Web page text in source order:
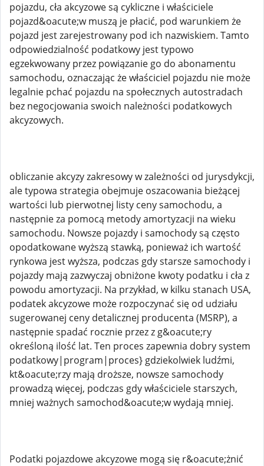
pojazdu, cła akcyzowe są cykliczne i właściciele
pojazd&oacute;w muszą je płacić, pod warunkiem że
pojazd jest zarejestrowany pod ich nazwiskiem. Tamto
odpowiedzialność podatkowy jest typowo
egzekwowany przez powiązanie go do abonamentu
samochodu, oznaczając że właściciel pojazdu nie może
legalnie pchać pojazdu na społecznych autostradach
bez negocjowania swoich należności podatkowych
akcyzowych.
obliczanie akcyzy zakresowy w zależności od jurysdykcji,
ale typowa strategia obejmuje oszacowania bieżącej
wartości lub pierwotnej listy ceny samochodu, a
następnie za pomocą metody amortyzacji na wieku
samochodu. Nowsze pojazdy i samochody są często
opodatkowane wyższą stawką, ponieważ ich wartość
rynkowa jest wyższa, podczas gdy starsze samochody i
pojazdy mają zazwyczaj obniżone kwoty podatku i cła z
powodu amortyzacji. Na przykład, w kilku stanach USA,
podatek akcyzowe może rozpoczynać się od udziału
sugerowanej ceny detalicznej producenta (MSRP), a
następnie spadać rocznie przez z g&oacute;ry
określoną ilość lat. Ten proces zapewnia dobry system
podatkowy|program|proces} gdziekolwiek ludźmi,
kt&oacute;rzy mają droższe, nowsze samochody
prowadzą więcej, podczas gdy właściciele starszych,
mniej ważnych samochod&oacute;w wydają mniej.
Podatki pojazdowe akcyzowe mogą się r&oacute;żnić